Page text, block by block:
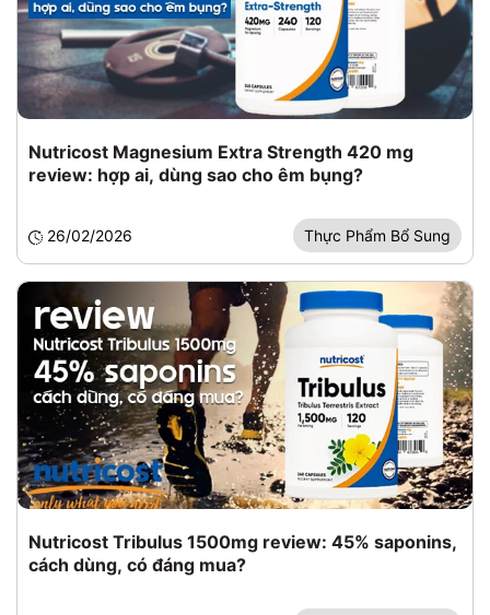
Nutricost Magnesium Extra Strength 420 mg
review: hợp ai, dùng sao cho êm bụng?
26/02/2026 Thực Phẩm Bổ Sung
Nutricost Tribulus 1500mg review: 45% saponins,
cách dùng, có đáng mua?